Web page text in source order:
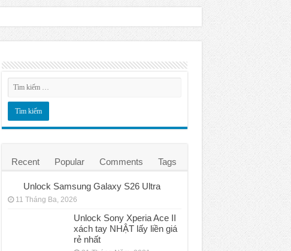
Recent Popular Comments Tags
Unlock Samsung Galaxy S26 Ultra
11 Tháng Ba, 2026
Unlock Sony Xperia Ace II
xách tay NHẬT lấy liền giá
rẻ nhất